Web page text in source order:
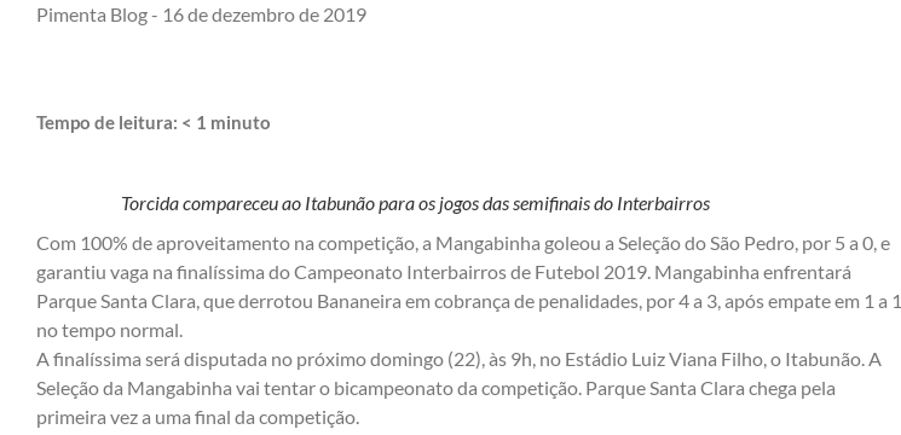
Pimenta Blog - 16 de dezembro de 2019
Tempo de leitura: < 1 minuto
Torcida compareceu ao Itabunão para os jogos das semifinais do Interbairros
Com 100% de aproveitamento na competição, a Mangabinha goleou a Seleção do São Pedro, por 5 a 0, e
garantiu vaga na finalíssima do Campeonato Interbairros de Futebol 2019. Mangabinha enfrentará
Parque Santa Clara, que derrotou Bananeira em cobrança de penalidades, por 4 a 3, após empate em 1 a 1
no tempo normal.
A finalíssima será disputada no próximo domingo (22), às 9h, no Estádio Luiz Viana Filho, o Itabunão. A
Seleção da Mangabinha vai tentar o bicampeonato da competição. Parque Santa Clara chega pela
primeira vez a uma final da competição.